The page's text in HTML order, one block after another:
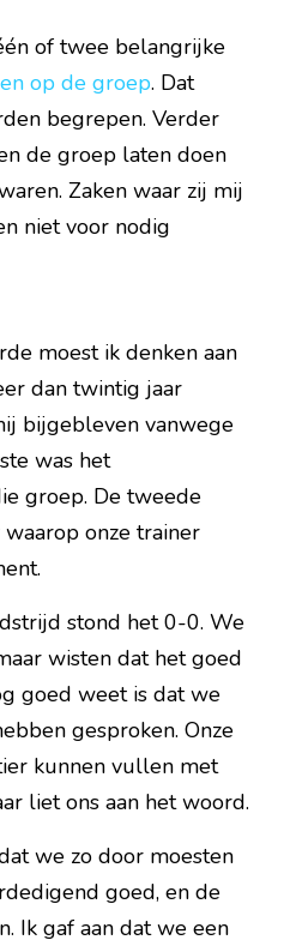
of twee belangrijke
op de groep. Dat
begrepen. Verder
de groep laten doen
Zaken waar zij mij
niet voor nodig
moest ik denken aan
dan twintig jaar
bijgebleven vanwege
was het
groep. De tweede
onze trainer
stond het 0-0. We
wisten dat het goed
goed weet is dat we
gesproken. Onze
kunnen vullen met
liet ons aan het woord.
we zo door moesten
goed, en de
Ik gaf aan dat we een